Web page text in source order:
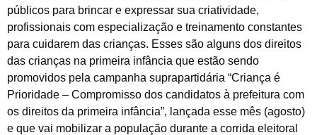
públicos para brincar e expressar sua criatividade,
profissionais com especialização e treinamento constantes
para cuidarem das crianças. Esses são alguns dos direitos
das crianças na primeira infância que estão sendo
promovidos pela campanha suprapartidária “Criança é
Prioridade – Compromisso dos candidatos à prefeitura com
os direitos da primeira infância”, lançada esse mês (agosto)
e que vai mobilizar a população durante a corrida eleitoral